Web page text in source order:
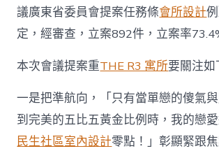
議廣東省委員會提案任務條會所設計
定，經審查，立案892件，立案率
本次會議提案重THE R3 寓所要關注
一是把準航向，「只有當單戀的傻氣
到完美的五比五黃金比例時，我的戀
民生社區室內設計零點！」彰顯緊跟